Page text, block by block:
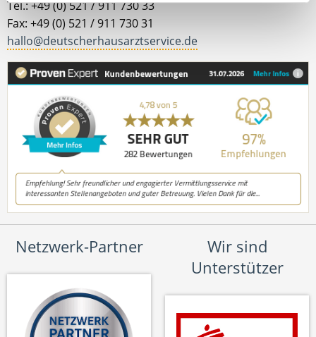
Tel.: +49 (0) 521 / 911 730 33
Fax: +49 (0) 521 / 911 730 31
hallo@deutscherhausarztservice.de
Netzwerk-Partner
Wir sind
Unterstützer